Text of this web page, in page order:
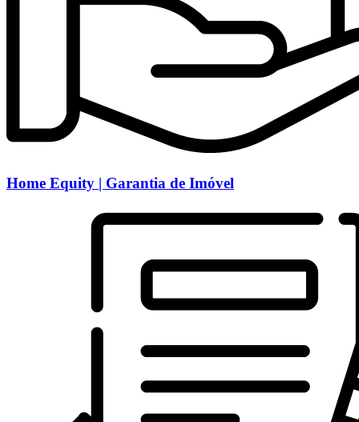
Home Equity | Garantia de Imóvel